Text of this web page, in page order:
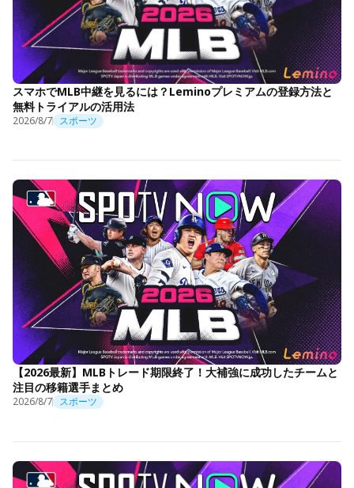
スマホでMLB中継を見るには？Leminoプレミアムの登録方法と
無料トライアルの活用法
2026/8/7 スポーツ
【2026最新】MLBトレード期限終了！大補強に成功したチームと
注目の移籍選手まとめ
2026/8/7 スポーツ